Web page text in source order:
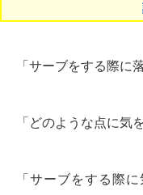
「サーブをする際に
「どのような点に気
「サーブをする際